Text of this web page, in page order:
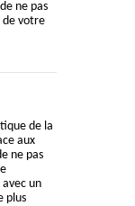
ne pas
de votre
de la
aux
ne pas
un
plus